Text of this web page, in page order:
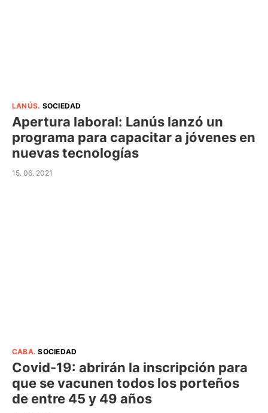
LANÚS. SOCIEDAD
Apertura laboral: Lanús lanzó un
programa para capacitar a jóvenes en
nuevas tecnologías
15. 06. 2021
CABA.SOCIEDAD
Covid-19: abrirán la inscripción para
que se vacunen todos los porteños
de entre 45 y 49 años